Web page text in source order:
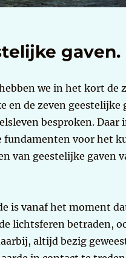
gaven.
we in het kort de
en de zeven geestelijke
besproken. Daar
fundamenten voor het
van geestelijke gaven
is vanaf het moment
lichtsferen betraden,
altijd bezig